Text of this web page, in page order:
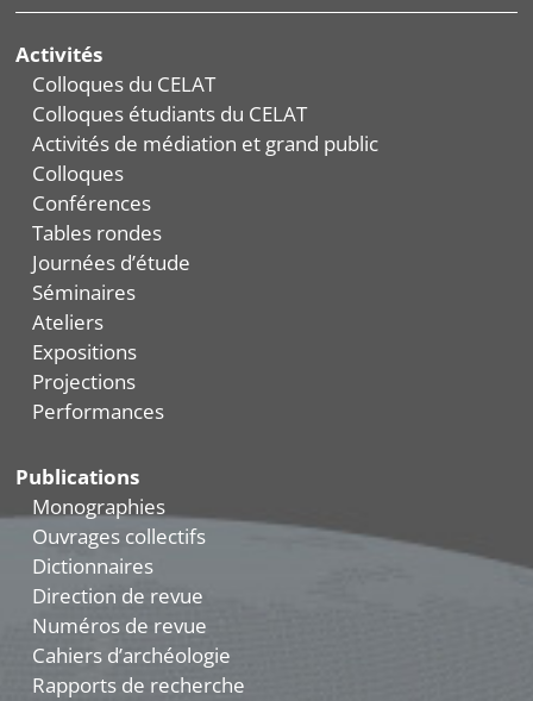
Activités
Colloques du CELAT
Colloques étudiants du CELAT
Activités de médiation et grand public
Colloques
Conférences
Tables rondes
Journées d’étude
Séminaires
Ateliers
Expositions
Projections
Performances
Publications
Monographies
Ouvrages collectifs
Dictionnaires
Direction de revue
Numéros de revue
Cahiers d’archéologie
Rapports de recherche